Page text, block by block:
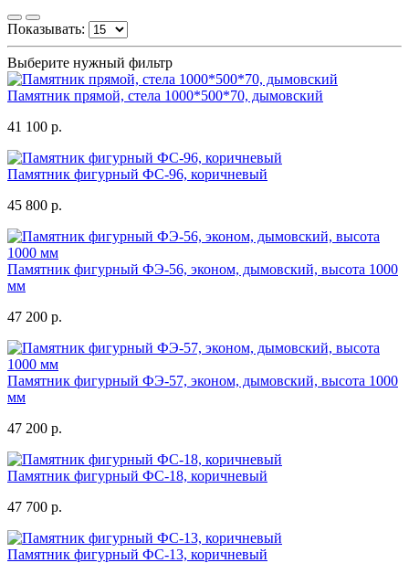
Показывать:
Выберите нужный фильтр
Памятник прямой, стела 1000*500*70, дымовский
41 100 р.
Памятник фигурный ФС-96, коричневый
45 800 р.
Памятник фигурный ФЭ-56, эконом, дымовский, высота 1000
мм
47 200 р.
Памятник фигурный ФЭ-57, эконом, дымовский, высота 1000
мм
47 200 р.
Памятник фигурный ФС-18, коричневый
47 700 р.
Памятник фигурный ФС-13, коричневый